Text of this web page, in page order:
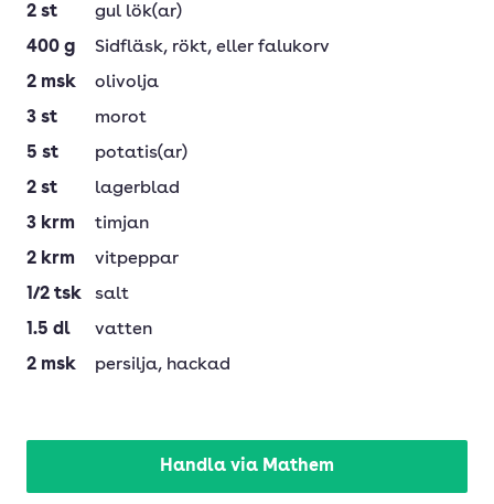
2 st
gul lök(ar)
400 g Sidfläsk, rökt, eller falukorv
2 msk
olivolja
3 st
morot
5 st
potatis(ar)
2 st
lagerblad
3 krm
timjan
2 krm
vitpeppar
1/2 tsk
salt
1.5 dl
vatten
2 msk persilja, hackad
Handla via Mathem